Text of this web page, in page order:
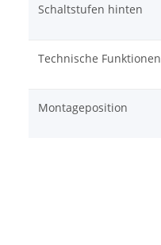
Schaltstufen hinten
Technische Funktionen
Montageposition